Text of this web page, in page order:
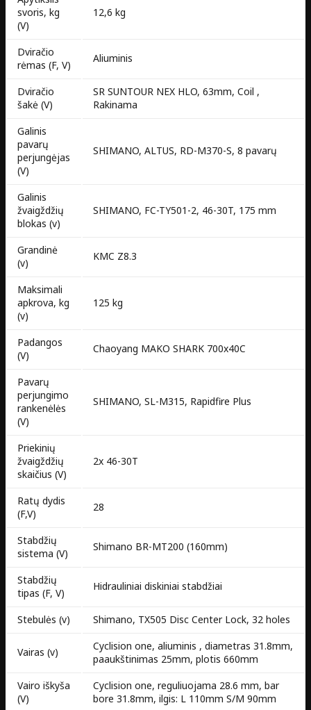
svoris, kg
(V)
12,6 kg
Dviračio
rėmas (F, V)
Aliuminis
Dviračio
šakė (V)
SR SUNTOUR NEX HLO, 63mm, Coil ,
Rakinama
Galinis
pavarų
perjungėjas
(V)
SHIMANO, ALTUS, RD-M370-S, 8 pavarų
Galinis
žvaigždžių
blokas (v)
SHIMANO, FC-TY501-2, 46-30T, 175 mm
Grandinė
(v)
KMC Z8.3
Maksimali
apkrova, kg
(v)
125 kg
Padangos
(V)
Chaoyang MAKO SHARK 700x40C
Pavarų
perjungimo
rankenėlės
(V)
SHIMANO, SL-M315, Rapidfire Plus
Priekinių
žvaigždžių
skaičius (V)
2x 46-30T
Ratų dydis
(F,V)
28
Stabdžių
sistema (V)
Shimano BR-MT200 (160mm)
Stabdžių
tipas (F, V)
Hidrauliniai diskiniai stabdžiai
Stebulės (v) Shimano, TX505 Disc Center Lock, 32 holes
Vairas (v)
Cyclision one, aliuminis , diametras 31.8mm,
paaukštinimas 25mm, plotis 660mm
Vairo iškyša
(V)
Cyclision one, reguliuojama 28.6 mm, bar
bore 31.8mm, ilgis: L 110mm S/M 90mm